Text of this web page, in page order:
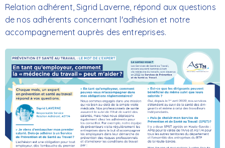
Relation adhérent, Sigrid Laverne, répond aux questions
de nos adhérents concernant l'adhésion et notre
accompagnement auprès des entreprises.